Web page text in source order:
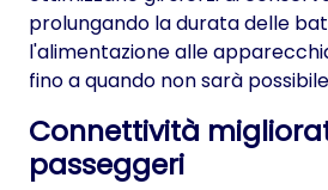
prolungando la durata delle
l'alimentazione alle
fino a quando non sarà
Connettività
passeggeri